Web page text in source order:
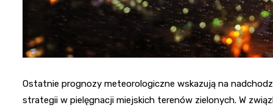
Ostatnie prognozy meteorologiczne wskazują na
strategii w pielęgnacji miejskich terenów zielonych. W